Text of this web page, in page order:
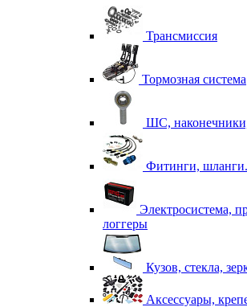
Трансмиссия
Тормозная система
ШС,
Фитинги, шланги.
Электросистема,
логгеры
Кузов, стекла,
Аксессуары,